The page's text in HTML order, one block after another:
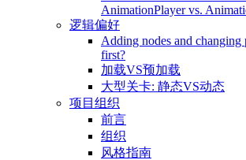
AnimationPlayer vs.
逻辑偏好
Adding nodes and changing
first?
加载VS预加载
大型关卡: 静态VS动态
项目组织
前言
组织
风格指南